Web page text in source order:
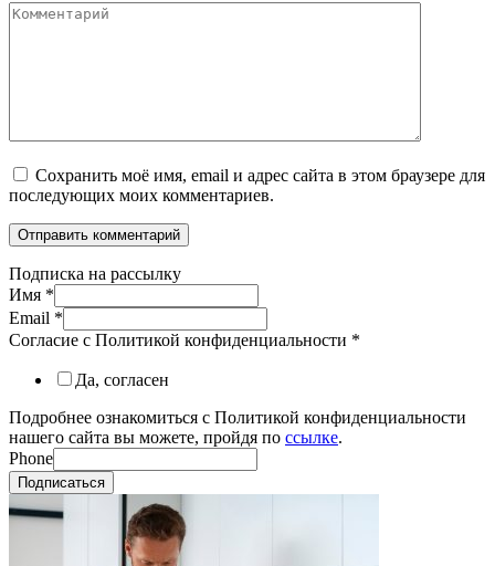
Комментарий
Сохранить моё имя, email и адрес сайта в этом браузере для
последующих моих комментариев.
Подписка на рассылку
Имя *
Email *
Согласие с Политикой конфиденциальности *
Да, согласен
Подробнее ознакомиться с Политикой конфиденциальности
нашего сайта вы можете, пройдя по ссылке.
Phone
Подписаться